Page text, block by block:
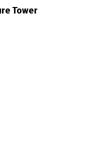
Tower